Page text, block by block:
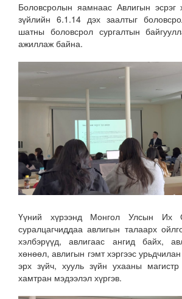
Боловсролын яамнаас Авлигын эсрэг
зүйлийн 6.1.14 дэх заалтыг
шатны боловсрол сургалтын
ажиллаж байна.
Үүний хүрээнд Монгол Улсын Их
суралцагчиддаа авлигын талаарх
хэлбэрүүд, авлигаас ангид байх,
хөнөөл, авлигын гэмт хэргээс
эрх зүйч, хууль зүйн ухааны магистр
хамтран мэдээлэл хүргэв.